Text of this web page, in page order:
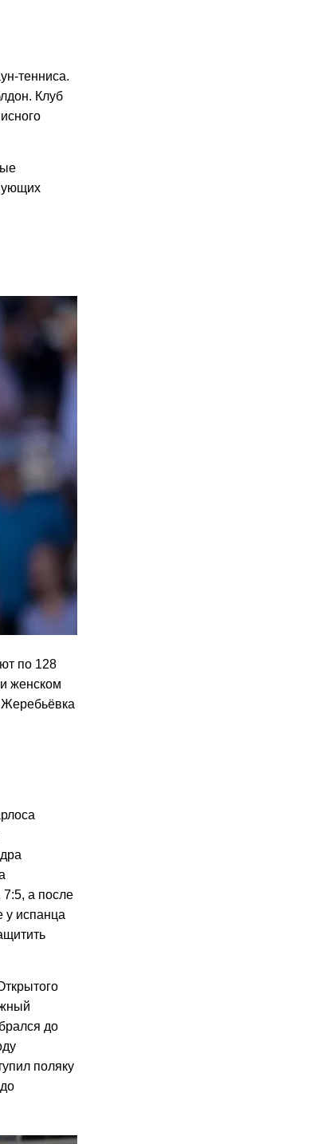
тенниса.
Клуб
по 128
женском
Жеребьёвка
а после
у испанца
до
поляку